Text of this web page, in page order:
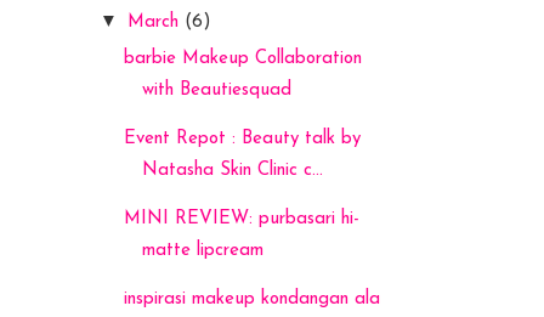
▼ March (6)
barbie Makeup Collaboration
with Beautiesquad
Event Repot : Beauty talk by
Natasha Skin Clinic c...
MINI REVIEW: purbasari hi-
matte lipcream
inspirasi makeup kondangan ala